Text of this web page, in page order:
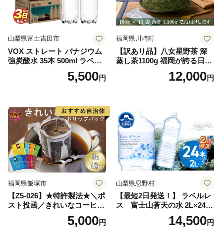
山梨県富士吉田市
VOX ストレート バナジウム
強炭酸水 35本 500ml ラベル
レス【富士吉田市限定カート
5,500円
福岡県川崎町
【訳あり品】八女星野茶 深
蒸し茶1100g 福岡が誇る日本
茶_ 訳アリ 常温 お茶 茶袋 常
備品 おちゃ ocha 茶葉 緑茶
小分け お土産 お取り寄せ グ
ルメ 福岡 九州 福岡県 国産
日本 ふかむし茶 ふかむし 家
庭用 自宅用 ちゃ りょくちゃ
ふかむしちゃ 急須 甘み 川崎
町 送料無料
12,000円
福岡県飯塚市
【Z5-026】★特許製法★＼ポ
スト投函／きれいなコーヒー
ドリップバッグ9種セット(18
袋)ゆうパケットでお届け！
5,000円
山梨県忍野村
【最短2日発送！】 ラベルレ
ス 富士山蒼天の水 2L×24本
（4ケース）※離島不可 天然
水 ミネラルウォーター 水 ペ
14,500円